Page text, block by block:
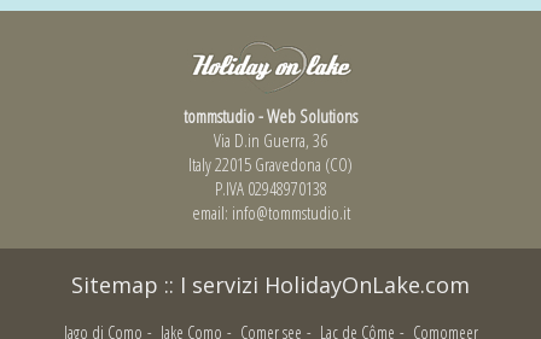
tommstudio - Web Solutions
Via D.in Guerra, 36
Italy 22015 Gravedona (CO)
P.IVA 02948970138
email: info@tommstudio.it
Sitemap :: I servizi HolidayOnLake.com
lago di Como - lake Como - Comer see - Lac de Côme - Comomeer